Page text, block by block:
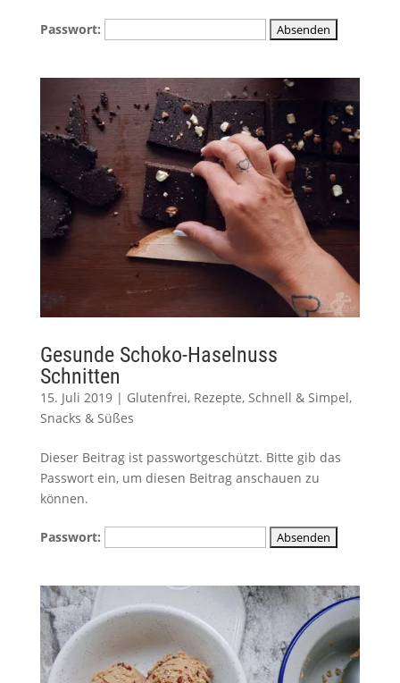
Passwort:
Gesunde Schoko-Haselnuss
Schnitten
15. Juli 2019| Glutenfrei, Rezepte, Schnell & Simpel,
Snacks & Süßes
Dieser Beitrag ist passwortgeschützt. Bitte gib das
Passwort ein, um diesen Beitrag anschauen zu
können.
Passwort: